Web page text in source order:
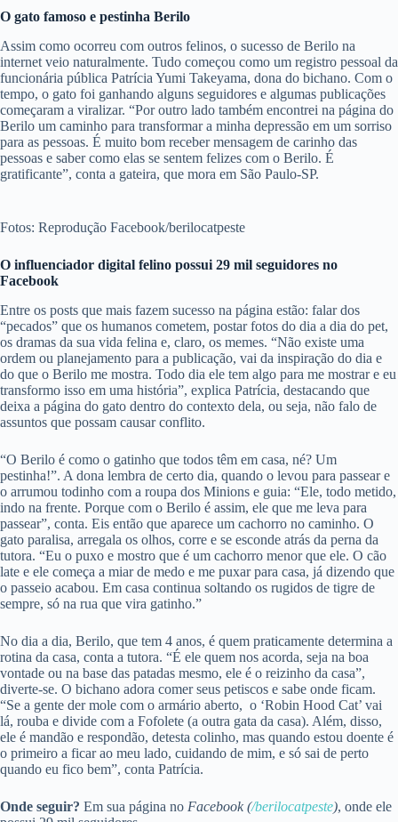
O gato famoso e pestinha Berilo
Assim como ocorreu com outros felinos, o sucesso de Berilo na
internet veio naturalmente. Tudo começou como um registro pessoal da
funcionária pública Patrícia Yumi Takeyama, dona do bichano. Com o
tempo, o gato foi ganhando alguns seguidores e algumas publicações
começaram a viralizar. “Por outro lado também encontrei na página do
Berilo um caminho para transformar a minha depressão em um sorriso
para as pessoas. É muito bom receber mensagem de carinho das
pessoas e saber como elas se sentem felizes com o Berilo. É
gratificante”, conta a gateira, que mora em São Paulo-SP.
Fotos: Reprodução Facebook/berilocatpeste
O influenciador digital felino possui 29 mil seguidores no
Facebook
Entre os posts que mais fazem sucesso na página estão: falar dos
“pecados” que os humanos cometem, postar fotos do dia a dia do pet,
os dramas da sua vida felina e, claro, os memes. “Não existe uma
ordem ou planejamento para a publicação, vai da inspiração do dia e
do que o Berilo me mostra. Todo dia ele tem algo para me mostrar e eu
transformo isso em uma história”, explica Patrícia, destacando que
deixa a página do gato dentro do contexto dela, ou seja, não falo de
assuntos que possam causar conflito.
“O Berilo é como o gatinho que todos têm em casa, né? Um
pestinha!”. A dona lembra de certo dia, quando o levou para passear e
o arrumou todinho com a roupa dos Minions e guia: “Ele, todo metido,
indo na frente. Porque com o Berilo é assim, ele que me leva para
passear”, conta. Eis então que aparece um cachorro no caminho. O
gato paralisa, arregala os olhos, corre e se esconde atrás da perna da
tutora. “Eu o puxo e mostro que é um cachorro menor que ele. O cão
late e ele começa a miar de medo e me puxar para casa, já dizendo que
o passeio acabou. Em casa continua soltando os rugidos de tigre de
sempre, só na rua que vira gatinho.”
No dia a dia, Berilo, que tem 4 anos, é quem praticamente determina a
rotina da casa, conta a tutora. “É ele quem nos acorda, seja na boa
vontade ou na base das patadas mesmo, ele é o reizinho da casa”,
diverte-se. O bichano adora comer seus petiscos e sabe onde ficam.
“Se a gente der mole com o armário aberto, o ‘Robin Hood Cat’ vai
lá, rouba e divide com a Fofolete (a outra gata da casa). Além, disso,
ele é mandão e respondão, detesta colinho, mas quando estou doente é
o primeiro a ficar ao meu lado, cuidando de mim, e só sai de perto
quando eu fico bem”, conta Patrícia.
Onde seguir? Em sua página no Facebook (/berilocatpeste), onde ele